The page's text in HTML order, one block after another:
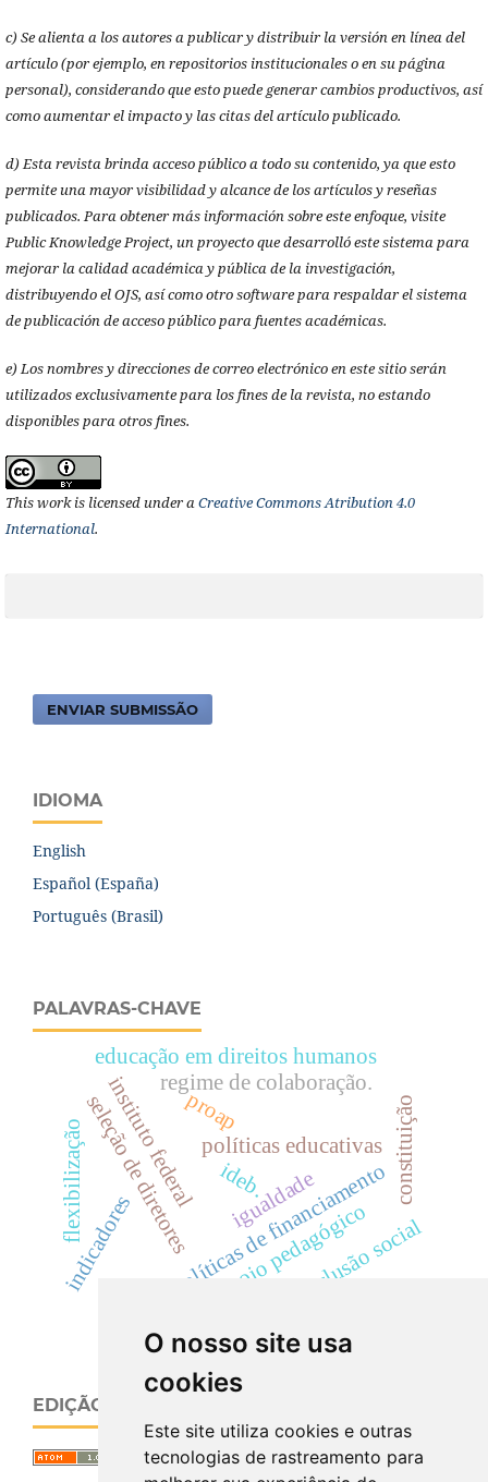
O nosso site usa
cookies
Este site utiliza cookies e outras
tecnologias de rastreamento para
c) Se alienta a los autores a publicar y distribuir la versión en línea del
artículo (por ejemplo, en repositorios institucionales o en su página
personal), considerando que esto puede generar cambios productivos, así
como aumentar el impacto y las citas del artículo publicado.
d) Esta revista brinda acceso público a todo su contenido, ya que esto
permite una mayor visibilidad y alcance de los artículos y reseñas
publicados. Para obtener más información sobre este enfoque, visite
Public Knowledge Project, un proyecto que desarrolló este sistema para
mejorar la calidad académica y pública de la investigación,
distribuyendo el OJS, así como otro software para respaldar el sistema
de publicación de acceso público para fuentes académicas.
e) Los nombres y direcciones de correo electrónico en este sitio serán
utilizados exclusivamente para los fines de la revista, no estando
disponibles para otros fines.
This work is licensed under aCreative Commons Atribution 4.0
International.
ENVIAR SUBMISSÃO
IDIOMA
English
Español (España)
Português (Brasil)
PALAVRAS-CHAVE
políticas educativas
igualdade
instituto federalproap
políticas de financiamento
constituição
seleção de diretores
indicadores
regime de colaboração.
apoio pedagógico
educação em direitos humanos
flexibilização
inclusão social
ideb.
EDIÇÃO ATUAL